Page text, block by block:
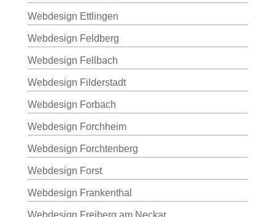
Webdesign Ettlingen
Webdesign Feldberg
Webdesign Fellbach
Webdesign Filderstadt
Webdesign Forbach
Webdesign Forchheim
Webdesign Forchtenberg
Webdesign Forst
Webdesign Frankenthal
Webdesign Freiberg am Neckar